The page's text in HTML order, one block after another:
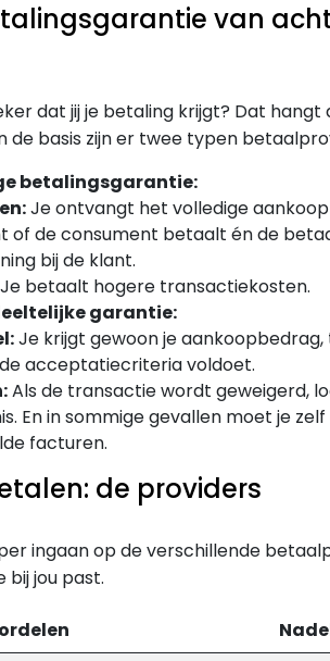
van
dat jij je betaling krijgt? Dat hangt
de basis zijn er twee typen
betalingsgarantie:
Je ontvangt het volledige
of de consument betaalt én de
bij de klant.
betaalt hogere transactiekosten.
garantie:
Je krijgt gewoon je aankoopbedrag,
acceptatiecriteria voldoet.
Als de transactie wordt geweigerd,
En in sommige gevallen moet je
facturen.
de providers
ingaan op de verschillende
bij jou past.